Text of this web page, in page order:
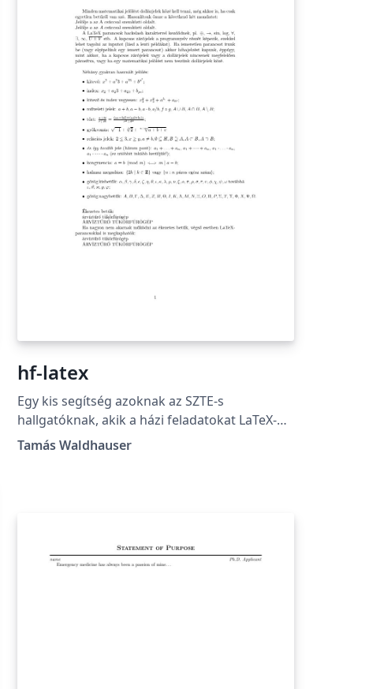
hf-latex
Egy kis segítség azoknak az SZTE-s
hallgatóknak, akik a házi feladatokat LaTeX-
ben szeretnék elkészíteni.
Tamás Waldhauser